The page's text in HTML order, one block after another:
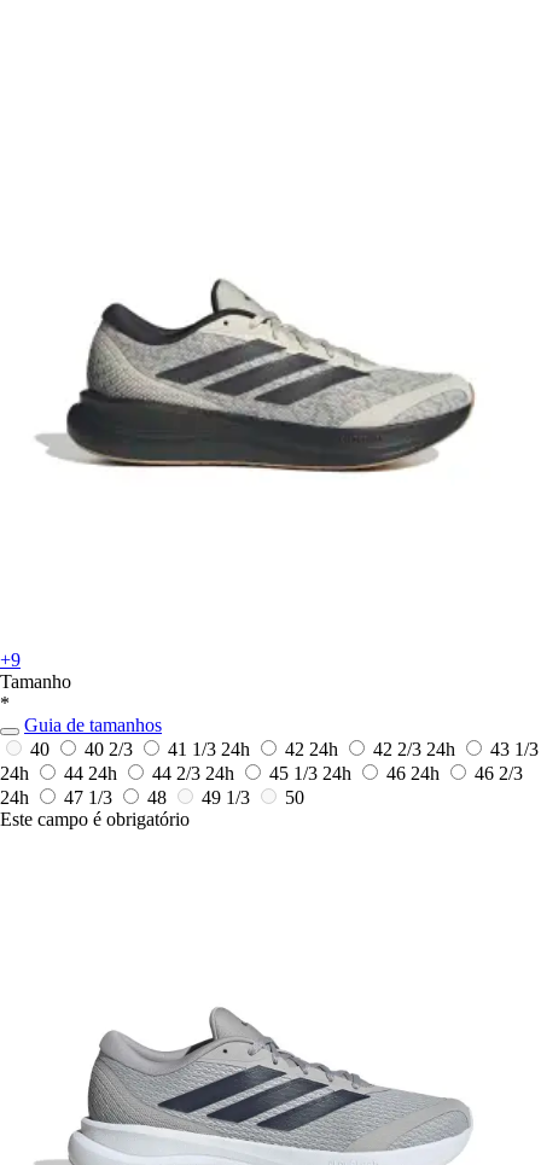
+9
Tamanho
*
Guia de tamanhos
40
40 2/3 41 1/3 24h 42 24h 42 2/3 24h
43 1/3
24h
44 24h 44 2/3 24h 45 1/3 24h 46 24h
46 2/3
24h
47 1/3 48 49 1/3
50
Este campo é obrigatório